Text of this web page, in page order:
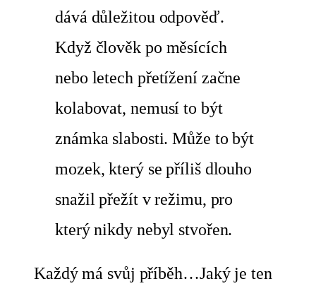
dává důležitou odpověď.
Když člověk po měsících
nebo letech přetížení začne
kolabovat, nemusí to být
známka slabosti. Může to být
mozek, který se příliš dlouho
snažil přežít v režimu, pro
který nikdy nebyl stvořen.
Každý má svůj příběh…Jaký je ten